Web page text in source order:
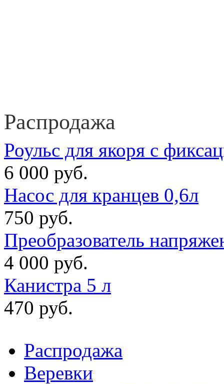
Распродажа
Роульс для якоря с
6 000 руб.
Насос для кранцев 0,6л
750 руб.
Преобразователь
4 000 руб.
Канистра 5 л
470 руб.
Распродажа
Веревки